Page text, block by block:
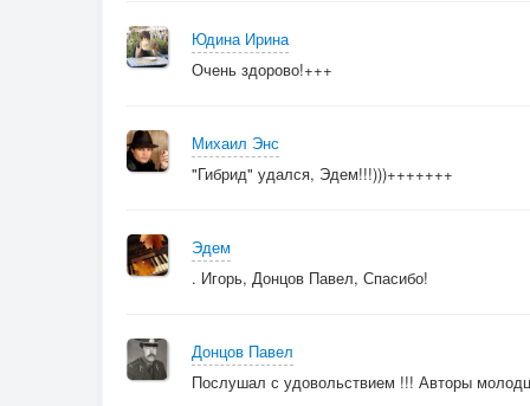
Я ревную, потому,
Что себя уже не представляю
Припев:
Мое солнце в небе синем, а в ночи
Мой сладкий сон
Ты моя и я тобою одержим
Мой сладкий сон
Юдина Ирина
Очень здорово!+++
Михаил Энс
"Гибрид" удался, Эдем!!!)))+++++++
Эдем
. Игорь, Донцов Павел, Спасибо!
Донцов Павел
Послушал с удовольствием !!! Авторы